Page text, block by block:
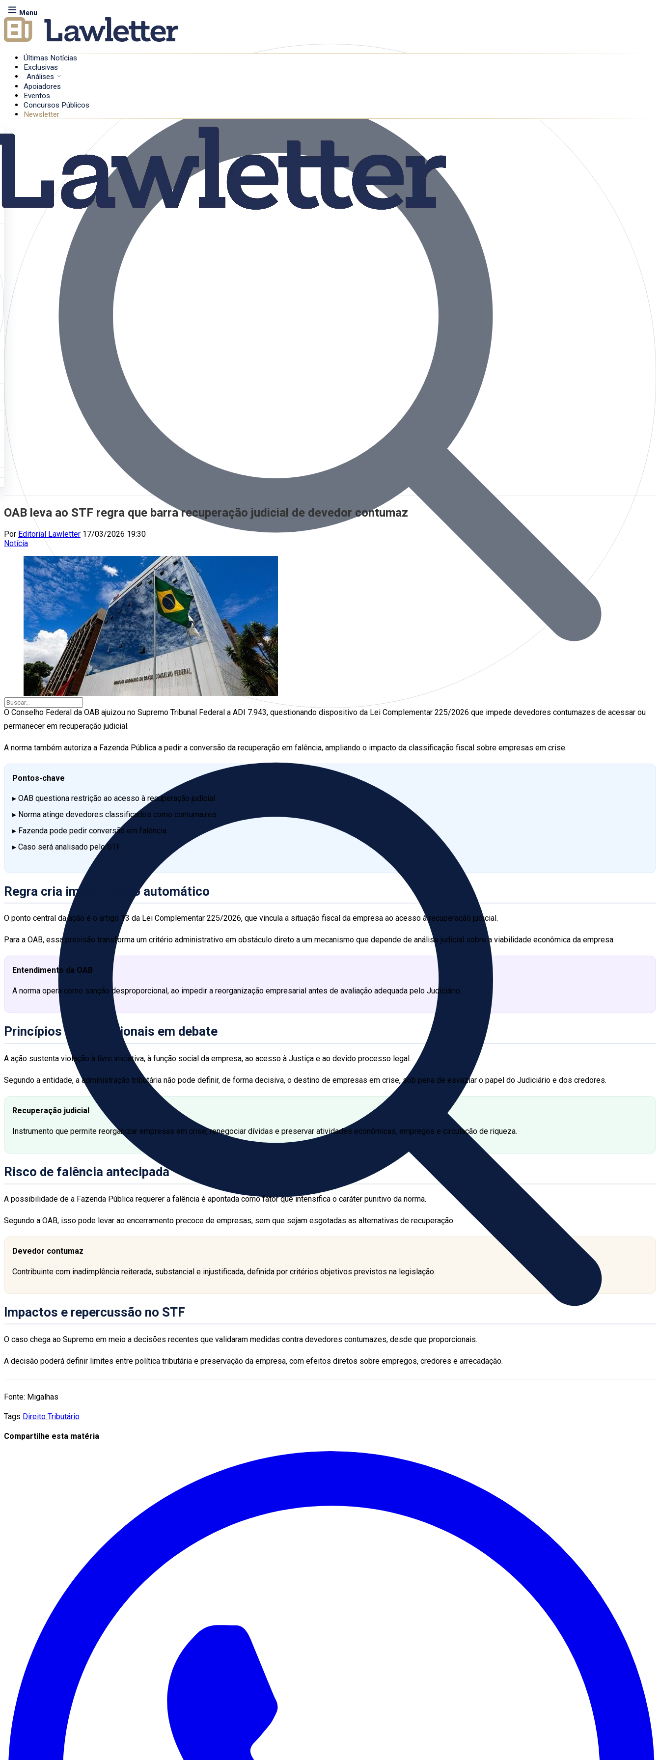
Menu
Últimas Notícias
Exclusivas
Análises
Apoiadores
Eventos
Concursos Públicos
Newsletter
OAB leva ao STF regra que barra recuperação judicial de devedor contumaz
Por Editorial Lawletter 17/03/2026 19:30
Notícia
O Conselho Federal da OAB ajuizou no Supremo Tribunal Federal a ADI 7.943, questionando dispositivo da Lei Complementar 225/2026 que impede devedores contumazes de acessar ou
permanecer em recuperação judicial.
A norma também autoriza a Fazenda Pública a pedir a conversão da recuperação em falência, ampliando o impacto da classificação fiscal sobre empresas em crise.
Pontos-chave
▸ OAB questiona restrição ao acesso à recuperação judicial
▸ Norma atinge devedores classificados como contumazes
▸ Fazenda pode pedir conversão em falência
▸ Caso será analisado pelo STF
Regra cria impedimento automático
O ponto central da ação é o artigo 13 da Lei Complementar 225/2026, que vincula a situação fiscal da empresa ao acesso à recuperação judicial.
Para a OAB, essa previsão transforma um critério administrativo em obstáculo direto a um mecanismo que depende de análise judicial sobre a viabilidade econômica da empresa.
Entendimento da OAB
A norma opera como sanção desproporcional, ao impedir a reorganização empresarial antes de avaliação adequada pelo Judiciário.
Princípios constitucionais em debate
A ação sustenta violação à livre iniciativa, à função social da empresa, ao acesso à Justiça e ao devido processo legal.
Segundo a entidade, a administração tributária não pode definir, de forma decisiva, o destino de empresas em crise, sob pena de esvaziar o papel do Judiciário e dos credores.
Recuperação judicial
Instrumento que permite reorganizar empresas em crise, renegociar dívidas e preservar atividades econômicas, empregos e circulação de riqueza.
Risco de falência antecipada
A possibilidade de a Fazenda Pública requerer a falência é apontada como fator que intensifica o caráter punitivo da norma.
Segundo a OAB, isso pode levar ao encerramento precoce de empresas, sem que sejam esgotadas as alternativas de recuperação.
Devedor contumaz
Contribuinte com inadimplência reiterada, substancial e injustificada, definida por critérios objetivos previstos na legislação.
Impactos e repercussão no STF
O caso chega ao Supremo em meio a decisões recentes que validaram medidas contra devedores contumazes, desde que proporcionais.
A decisão poderá definir limites entre política tributária e preservação da empresa, com efeitos diretos sobre empregos, credores e arrecadação.
Fonte: Migalhas
Tags Direito Tributário
Compartilhe esta matéria